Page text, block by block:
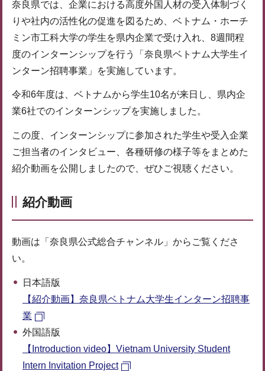
奈良県では、企業における高度外国人材の受入体制づく
りや社内の活性化の促進を図るため、ベトナム・ホーチ
ミン市工科大学の学生を県内企業で受け入れ、8週間程
度のインターンシップを行う「奈良県ベトナム大学生イ
ンターン招聘事業」を実施しています。
令和6年度は、ベトナムから学生10名が来日し、県内企
業6社でのインターンシップを実施しました。
この度、インターンシップに参加された学生や受入企業
ご担当者のインタビュー、各種研修の様子等をまとめた
紹介動画を公開しましたので、ぜひご視聴ください。
紹介動画
動画は「奈良県公式総合チャンネル」からご覧くださ
い。
日本語版
【紹介動画】奈良県ベトナム大学生インターン招聘事
業
外国語版
【Introduction video】Vietnam University Student
Intern Invitation Project